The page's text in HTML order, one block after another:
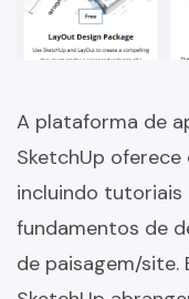
A plataforma de
SketchUp oferece
incluindo tutoriais
fundamentos de
de paisagem/